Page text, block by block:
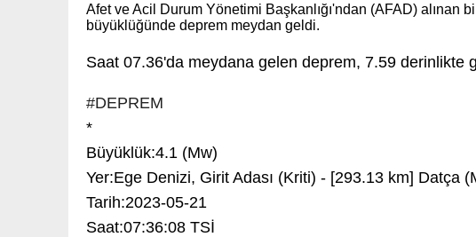
Afet ve Acil Durum Yönetimi Başkanlığı'ndan (AFAD) alınan
büyüklüğünde deprem meydan geldi.
Saat 07.36'da meydana gelen deprem, 7.59 derinlikte
#DEPREM
*
Büyüklük:4.1 (Mw)
Yer:Ege Denizi, Girit Adası (Kriti) - [293.13 km] Datça
Tarih:2023-05-21
Saat:07:36:08 TSİ